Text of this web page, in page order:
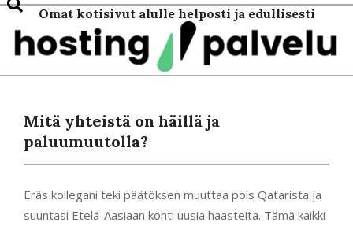
Search
Omat kotisivut alulle helposti ja edullisesti
Mitä yhteistä on häillä ja
paluumuutolla?
Eräs kollegani teki päätöksen muuttaa pois Qatarista ja
suuntasi Etelä-Aasiaan kohti uusia haasteita. Tämä kaikki